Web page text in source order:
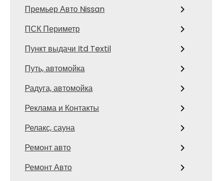
Премьер Авто Nissan
ПСК Периметр
Пункт выдачи Itd Textil
Путь, автомойка
Радуга, автомойка
Реклама и Контакты
Релакс, сауна
Ремонт авто
Ремонт Авто